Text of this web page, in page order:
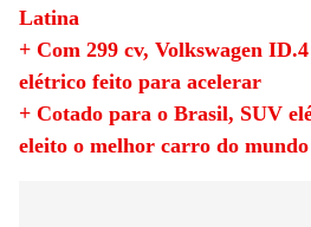
Latina
+ Com 299 cv, Volkswagen
elétrico feito para acelerar
+ Cotado para o Brasil, SUV
eleito o melhor carro do mundo